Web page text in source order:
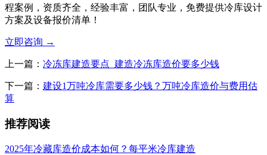
程案例，资质齐全，经验丰富，团队专业，免费提供冷库设计
方案及设备报价清单！
立即咨询 →
上一篇： 冷冻库建造要点_建造冷冻库造价要多少钱
下一篇： 建设1万吨冷库需要多少钱？万吨冷库造价与费用估
算
推荐阅读
2025年冷藏库造价成本如何？每平米冷库建造